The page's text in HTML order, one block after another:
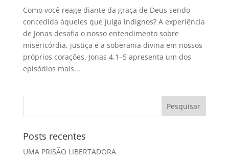
Como você reage diante da graça de Deus sendo
concedida àqueles que julga indignos? A experiência
de Jonas desafia o nosso entendimento sobre
misericórdia, justiça e a soberania divina em nossos
próprios corações. Jonas 4.1–5 apresenta um dos
episódios mais...
Posts recentes
UMA PRISÃO LIBERTADORA